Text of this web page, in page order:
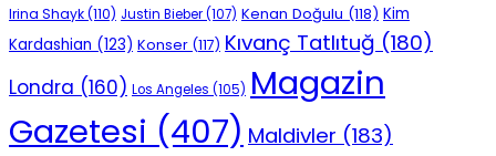
Irina Shayk(110) Justin Bieber(107) Kenan Doğulu (118) Kim
Kardashian (123) Konser (117) Kıvanç Tatlıtuğ (180)
Londra (160) Los Angeles (105) Magazin
Gazetesi (407) Maldivler (183)